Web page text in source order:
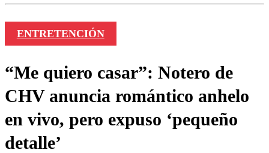
ENTRETENCIÓN
“Me quiero casar”: Notero de
CHV anuncia romántico anhelo
en vivo, pero expuso ‘pequeño
detalle’